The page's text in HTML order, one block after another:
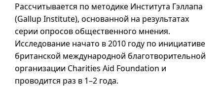
Рассчитывается по методике Института Гэллапа
(Gallup Institute), основанной на результатах
серии опросов общественного мнения.
Исследование начато в 2010 году по инициативе
британской международной благотворительной
организации Charities Aid Foundation и
проводится раз в 1–2 года.